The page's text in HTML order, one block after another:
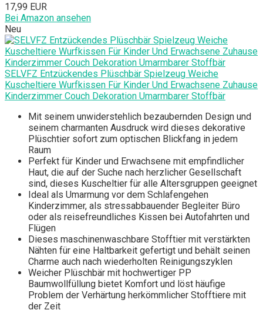
17,99 EUR
Bei Amazon ansehen
Neu
SELVFZ Entzückendes Plüschbär Spielzeug Weiche
Kuscheltiere Wurfkissen Für Kinder Und Erwachsene Zuhause
Kinderzimmer Couch Dekoration Umarmbarer Stoffbär
Mit seinem unwiderstehlich bezaubernden Design und
seinem charmanten Ausdruck wird dieses dekorative
Plüschtier sofort zum optischen Blickfang in jedem
Raum
Perfekt für Kinder und Erwachsene mit empfindlicher
Haut, die auf der Suche nach herzlicher Gesellschaft
sind, dieses Kuscheltier für alle Altersgruppen geeignet
Ideal als Umarmung vor dem Schlafengehen
Kinderzimmer, als stressabbauender Begleiter Büro
oder als reisefreundliches Kissen bei Autofahrten und
Flügen
Dieses maschinenwaschbare Stofftier mit verstärkten
Nähten für eine Haltbarkeit gefertigt und behält seinen
Charme auch nach wiederholten Reinigungszyklen
Weicher Plüschbär mit hochwertiger PP
Baumwollfüllung bietet Komfort und löst häufige
Problem der Verhärtung herkömmlicher Stofftiere mit
der Zeit